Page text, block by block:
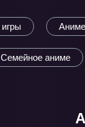
Семейное аниме